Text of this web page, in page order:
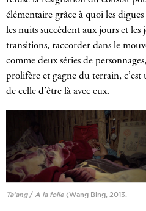
élémentaire grâce à quoi les digues
les nuits succèdent aux jours et
transitions, raccorder dans le
comme deux séries de
prolifère et gagne du terrain,
de celle d’être là avec eux.
Ta’ang/ A la folie (Wang Bing, 2013.